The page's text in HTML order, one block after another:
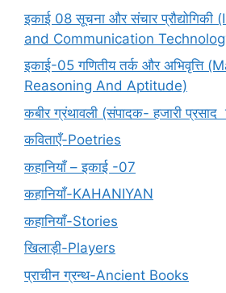
इकाई 08 सूचना और संचार
and Communication
इकाई-05 गणितीय तर्क और अभिवृत्ति
Reasoning And Aptitude)
कबीर ग्रंथावली (संपादक- हजारी प्रसाद
कविताएँ-Poetries
कहानियाँ – इकाई -07
कहानियाँ-KAHANIYAN
कहानियाँ-Stories
खिलाड़ी-Players
प्राचीन ग्रन्थ-Ancient Books